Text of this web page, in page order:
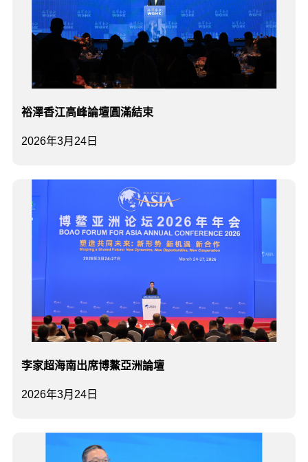
2026年3月24日
裕澤香江高峰論壇圓滿結束
2026年3月24日
李家超海南出席博鰲亞洲論壇